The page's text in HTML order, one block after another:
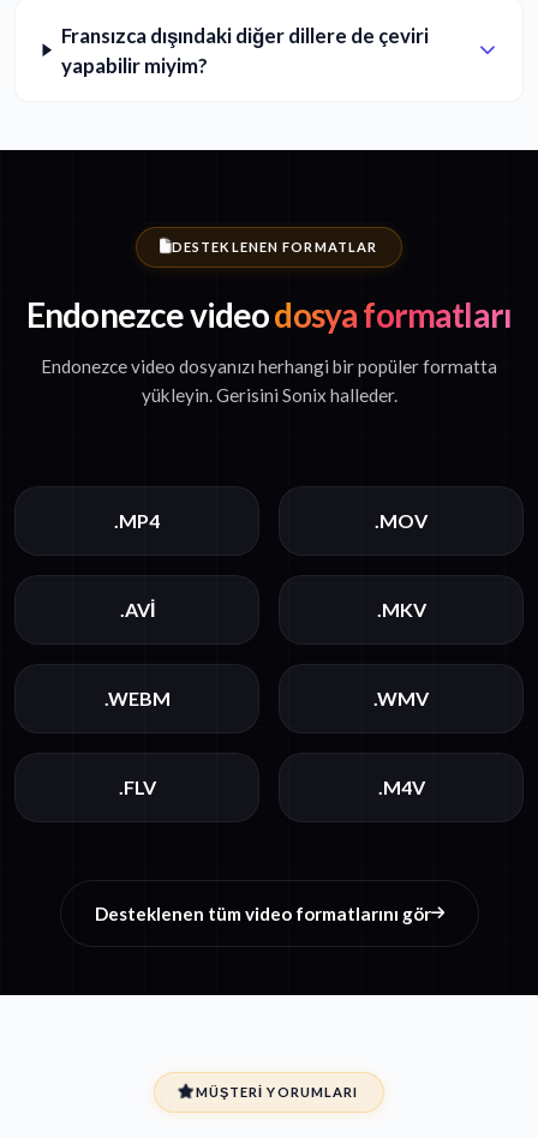
Fransızca dışındaki diğer dillere de çeviri
yapabilir miyim?
DESTEKLENEN FORMATLAR
Endonezce videodosya formatları
Endonezce video dosyanızı herhangi bir popüler formatta
yükleyin. Gerisini Sonix halleder.
.MP4 .MOV
.AVI .MKV
.WEBM .WMV
.FLV .M4V
Desteklenen tüm video formatlarını gör
MÜŞTERI YORUMLARI